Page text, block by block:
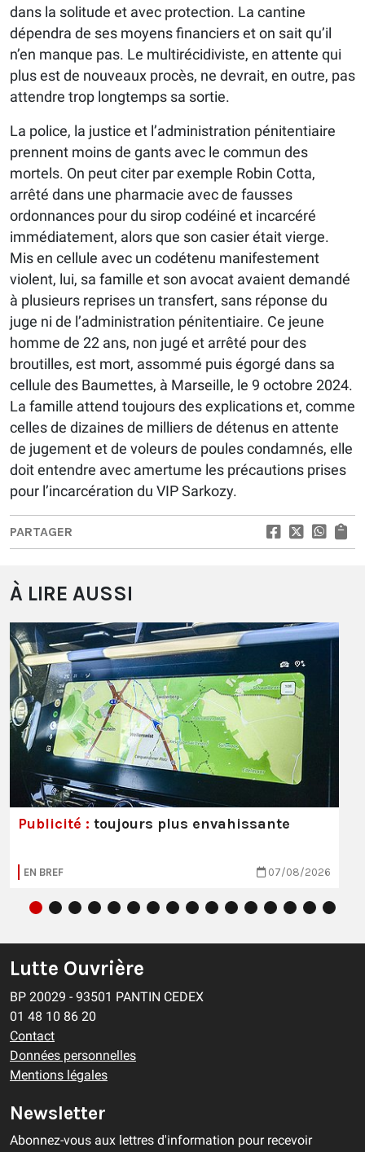
dans la solitude et avec protection. La cantine
dépendra de ses moyens financiers et on sait qu’il
n’en manque pas. Le multirécidiviste, en attente qui
plus est de nouveaux procès, ne devrait, en outre, pas
attendre trop longtemps sa sortie.
La police, la justice et l’administration pénitentiaire
prennent moins de gants avec le commun des
mortels. On peut citer par exemple Robin Cotta,
arrêté dans une pharmacie avec de fausses
ordonnances pour du sirop codéiné et incarcéré
immédiatement, alors que son casier était vierge.
Mis en cellule avec un codétenu manifestement
violent, lui, sa famille et son avocat avaient demandé
à plusieurs reprises un transfert, sans réponse du
juge ni de l’administration pénitentiaire. Ce jeune
homme de 22 ans, non jugé et arrêté pour des
broutilles, est mort, assommé puis égorgé dans sa
cellule des Baumettes, à Marseille, le 9 octobre 2024.
La famille attend toujours des explications et, comme
celles de dizaines de milliers de détenus en attente
de jugement et de voleurs de poules condamnés, elle
doit entendre avec amertume les précautions prises
pour l’incarcération du VIP Sarkozy.
PARTAGER
À LIRE AUSSI
Publicité : toujours plus envahissante
EN BREF 07/08/2026
Lutte Ouvrière
BP 20029 - 93501 PANTIN CEDEX
01 48 10 86 20
Contact
Données personnelles
Mentions légales
Newsletter
Abonnez-vous aux lettres d'information pour recevoir